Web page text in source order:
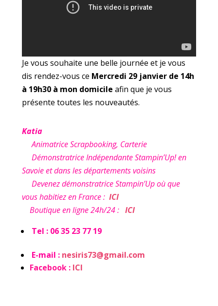
Je vous souhaite une belle journée et je vous
dis rendez-vous ce Mercredi 29 janvier de 14h
à 19h30 à mon domicile afin que je vous
présente toutes les nouveautés.
Katia
Animatrice Scrapbooking, Carterie
Démonstratrice Indépendante Stampin’Up! en
Savoie et dans les départements voisins
Devenez démonstratrice Stampin’Up où que
vous habitiez en France : ICI
Boutique en ligne 24h/24 : ICI
Tel : 06 35 23 77 19
E-mail : nesiris73@gmail.com
Facebook :ICI